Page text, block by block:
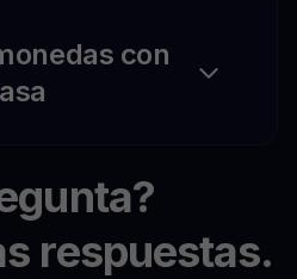
con
respuestas.